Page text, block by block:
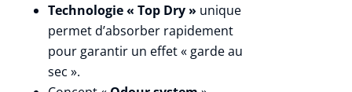
Technologie « Top Dry » unique
permet d’absorber rapidement
pour garantir un effet « garde au
sec ».